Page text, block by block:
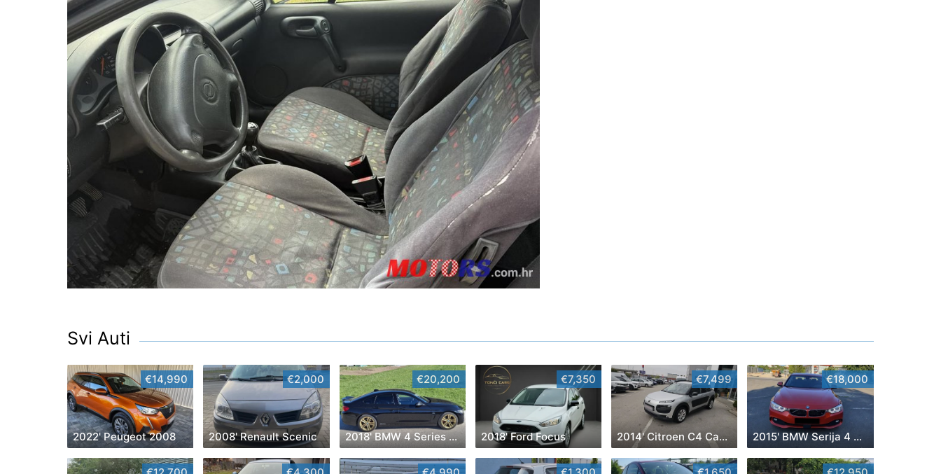
Svi Auti
€14,990
2022' Peugeot 2008
€2,000
2008' Renault Scenic
€20,200
2018' BMW 4 Series Gran Coupe
€7,350
2018' Ford Focus
€7,499
2014' Citroen C4 Cactus
€18,000
2015' BMW Serija 4 Coupe 430D